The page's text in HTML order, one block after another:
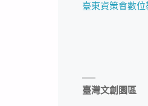
臺東資策會數
臺灣文創園區